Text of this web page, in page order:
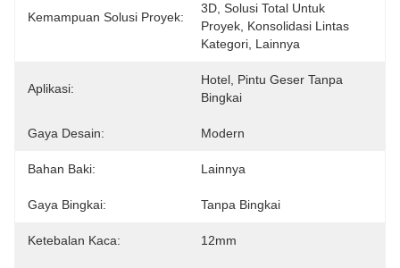
Kemampuan Solusi Proyek:
3D, Solusi Total Untuk
Proyek, Konsolidasi Lintas
Kategori, Lainnya
Aplikasi:
Hotel, Pintu Geser Tanpa
Bingkai
Gaya Desain: Modern
Bahan Baki: Lainnya
Gaya Bingkai: Tanpa Bingkai
Ketebalan Kaca: 12mm